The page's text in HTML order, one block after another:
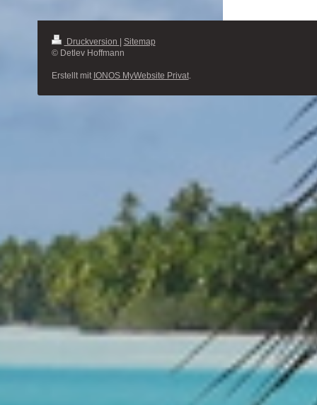
Druckversion | Sitemap
© Detlev Hoffmann
Erstellt mit IONOS MyWebsite Privat.